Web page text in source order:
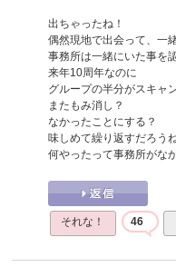
出ちゃったね！
偶然現地で出会って、一
事務所は一緒にいた事を
来年10周年なのに
グループの半分がスキャ
またもみ消し？
なかったことにする？
味しめて繰り返すだろう
何やったって事務所がな
それな！ 46